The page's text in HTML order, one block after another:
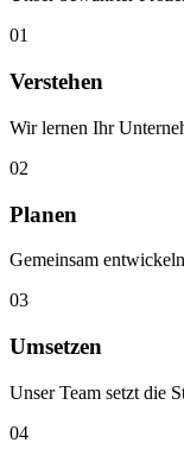
01
Verstehen
Wir lernen Ihr
02
Planen
Gemeinsam
03
Umsetzen
Unser Team setzt die
04